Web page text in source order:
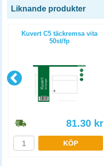
Liknande produkter
Kuvert C5 täckremsa vita
50st/fp
81.30 kr
KÖP